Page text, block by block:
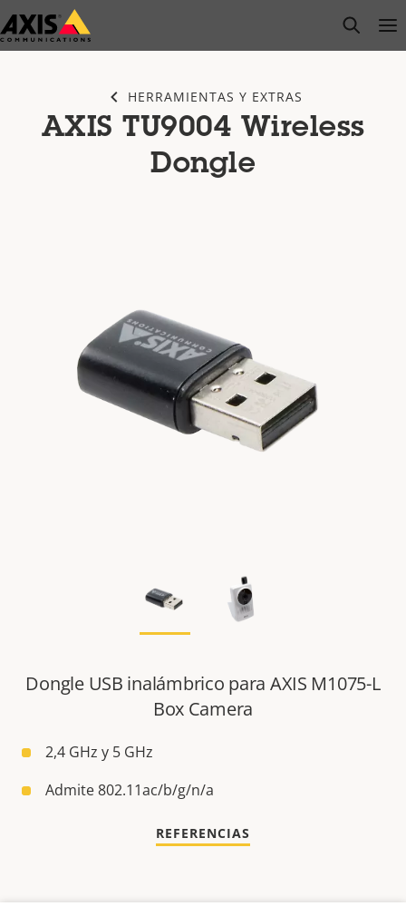
Saltar
al
open
HERRAMIENTAS Y EXTRAS
AXIS TU9004 Wireless
Dongle
Dongle USB inalámbrico para AXIS M1075-L
Box Camera
2,4 GHz y 5 GHz
Admite 802.11ac/b/g/n/a
REFERENCIAS